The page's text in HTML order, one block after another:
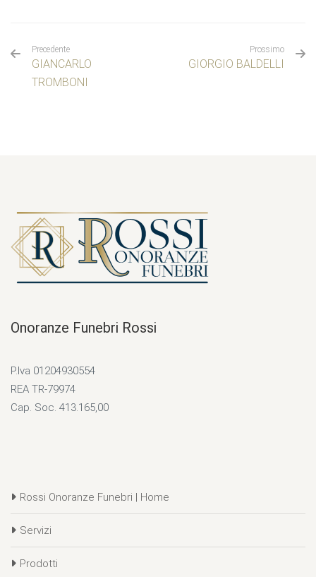
Precedente
GIANCARLO
TROMBONI
Prossimo
GIORGIO BALDELLI
Onoranze Funebri Rossi
P.Iva 01204930554
REA TR-79974
Cap. Soc. 413.165,00
Rossi Onoranze Funebri | Home
Servizi
Prodotti